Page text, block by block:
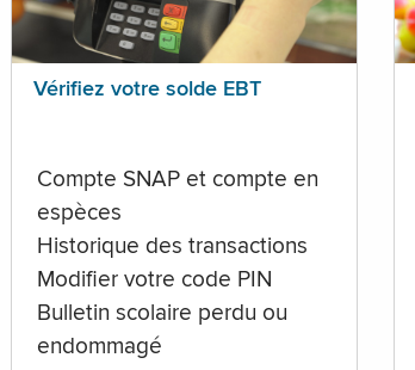
Vérifiez votre solde EBT
Compte SNAP et compte en
espèces
Historique des transactions
Modifier votre code PIN
Bulletin scolaire perdu ou
endommagé